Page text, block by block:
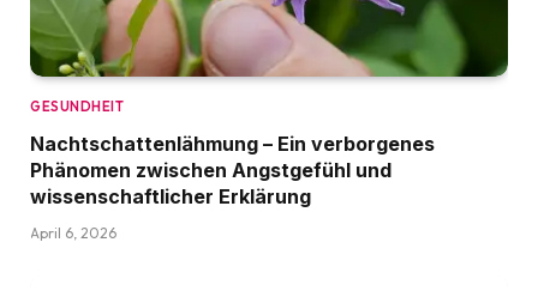
GESUNDHEIT
Nachtschattenlähmung – Ein verborgenes
Phänomen zwischen Angstgefühl und
wissenschaftlicher Erklärung
April 6, 2026